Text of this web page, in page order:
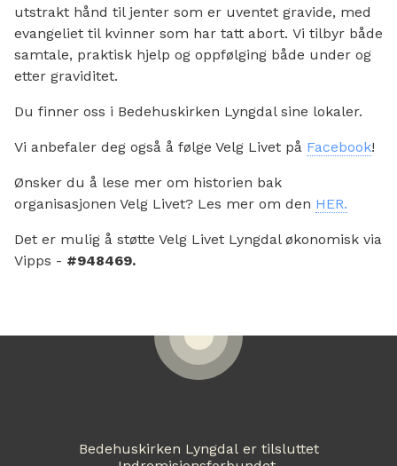
utstrakt hånd til jenter som er uventet gravide, med
evangeliet til kvinner som har tatt abort. Vi tilbyr både
samtale, praktisk hjelp og oppfølging både under og
etter graviditet.
Du finner oss i Bedehuskirken Lyngdal sine lokaler.
Vi anbefaler deg også å følge Velg Livet på Facebook!
Ønsker du å lese mer om historien bak
organisasjonen Velg Livet? Les mer om den HER.
Det er mulig å støtte Velg Livet Lyngdal økonomisk via
Vipps - #948469.
Bedehuskirken Lyngdal er tilsluttet